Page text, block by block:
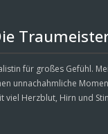
für großes Gefühl.
unnachahmliche
viel Herzblut, Hirn und